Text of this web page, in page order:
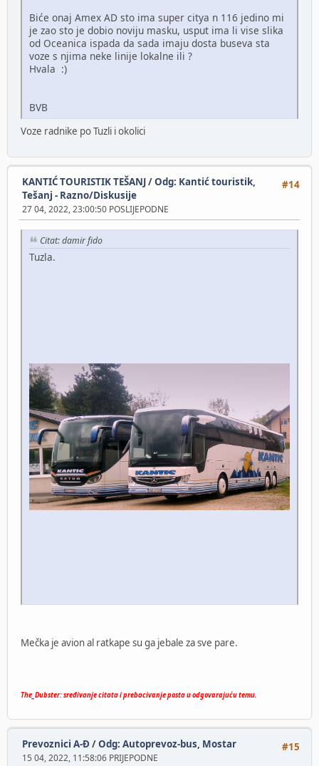
Biće onaj Amex AD sto ima super citya n 116 jedino mi
je zao sto je dobio noviju masku, usput ima li vise slika
od Oceanica ispada da sada imaju dosta buseva sta
voze s njima neke linije lokalne ili ?
Hvala :)
BVB
Voze radnike po Tuzli i okolici
#14
KANTIĆ TOURISTIK TEŠANJ/Odg: Kantić touristik,
Tešanj - Razno/Diskusije
27 04, 2022, 23:00:50 POSLIJEPODNE
Citat: damir fido
Tuzla.
Mečka je avion al ratkape su ga jebale za sve pare.
The_Dubster: sređivanje citata i prebacivanje posta u odgovarajuću temu.
#15
Prevoznici A-Đ /Odg: Autoprevoz-bus, Mostar
15 04, 2022, 11:58:06 PRIJEPODNE